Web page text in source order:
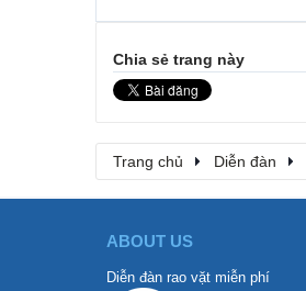
Chia sẻ trang này
Trang chủ Diễn đàn
ABOUT US
Diễn đàn rao vặt miễn phí